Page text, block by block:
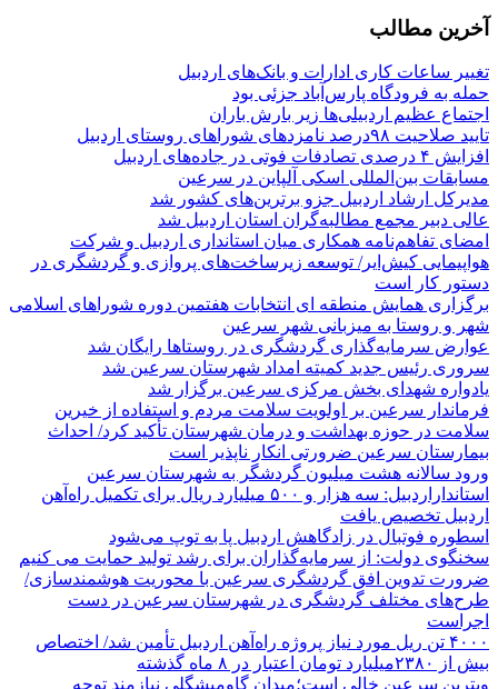
آخرین مطالب
تغییر ساعات کاری ادارات و بانک‌های اردبیل
حمله به فرودگاه پارس‌‌آباد جزئی بود
اجتماع عظیم اردبیلی‌ها زیر بارش باران
تایید صلاحیت ۹۸درصد نامزدهای شوراهای روستای اردبیل
افزایش ۴ درصدی تصادفات فوتی در جاده‌های اردبیل
مسابقات بین‌المللی اسکی آلپاین در سرعین
مدیرکل ارشاد اردبیل جزو برترین‌های کشور شد
عالی دبیر مجمع مطالبه‌گران استان اردبیل شد
امضای تفاهم‌نامه همکاری میان استانداری اردبیل و شرکت
هواپیمایی کیش‌ایر/ توسعه زیرساخت‌های پروازی و گردشگری در
دستور کار است
برگزاری همایش منطقه ای انتخابات هفتمین دوره شوراهای اسلامی
شهر و روستا به میزبانی شهر سرعین
عوارض سرمایه‌گذاری گردشگری در روستاها رایگان شد
سروری رئیس جدید کمیته امداد شهرستان سرعین شد
یادواره شهدای بخش مرکزی سرعین برگزار شد
فرماندار سرعین بر اولویت سلامت مردم و استفاده از خیرین
سلامت در حوزه بهداشت و درمان شهرستان تأکید کرد/ احداث
بیمارستان سرعین ضرورتی انکار ناپذیر است
ورود سالانه هشت میلیون گردشگر به شهرستان سرعین
استانداراردبیل: سه هزار و ۵۰۰ میلیارد ریال برای تکمیل راه‌آهن
اردبیل تخصیص یافت
اسطوره فوتبال در زادگاهش اردبیل پا به توپ می‌شود
سخنگوی دولت: از سرمایه‌گذاران برای رشد تولید حمایت می کنیم
ضرورت تدوین افق گردشگری سرعین با محوریت هوشمندسازی/
طرح‌های مختلف گردشگری در شهرستان سرعین در دست
اجراست
۴۰۰۰ تن ریل مورد نیاز پروژه راه‌آهن اردبیل تأمین شد/ اختصاص
بیش از ۲۳۸۰میلیارد تومان اعتبار در ۸ ماه گذشته
ویترین سرعین خالی است؛میدان گاومیشگلی نیازمند توجه